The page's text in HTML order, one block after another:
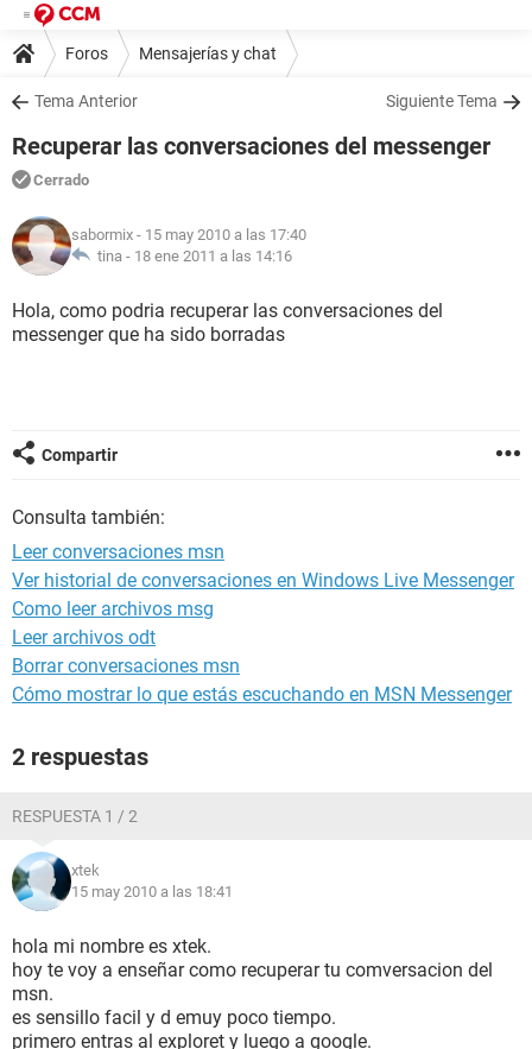
Foros Mensajerías y chat
Tema Anterior Siguiente Tema
Recuperar las conversaciones del messenger
Cerrado
sabormix - 15 may 2010 a las 17:40
tina - 18 ene 2011 a las 14:16
Hola, como podria recuperar las conversaciones del
messenger que ha sido borradas
Compartir
Consulta también:
Leer conversaciones msn
Ver historial de conversaciones en Windows Live Messenger
Como leer archivos msg
Leer archivos odt
Borrar conversaciones msn
Cómo mostrar lo que estás escuchando en MSN Messenger
2 respuestas
RESPUESTA 1 / 2
xtek
15 may 2010 a las 18:41
hola mi nombre es xtek.
hoy te voy a enseñar como recuperar tu comversacion del
msn.
es sensillo facil y d emuy poco tiempo.
primero entras al exploret y luego a google.